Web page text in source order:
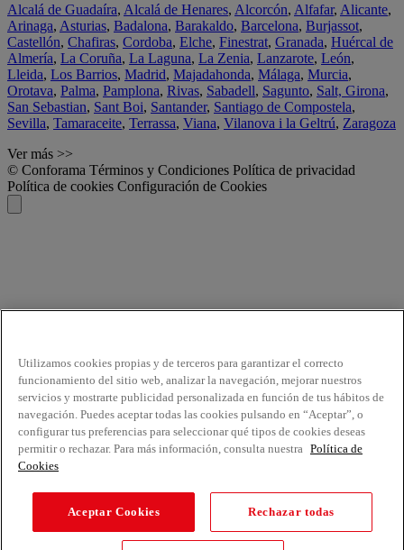
Alcalá de Guadaíra, Alcalá de Henares, Alcorcón, Alfafar, Alicante,
Arinaga, Asturias, Badalona, Barakaldo, Barcelona, Burjassot,
Castellón, Chafiras, Cordoba, Elche, Finestrat, Granada, Huércal de
Almería, La Coruña, La Laguna, La Zenia, Lanzarote, León,
Lleida, Los Barrios, Madrid, Majadahonda, Málaga, Murcia,
Orotava, Palma, Pamplona, Rivas, Sabadell, Sagunto, Salt, Girona,
San Sebastian, Sant Boi, Santander, Santiago de Compostela,
Sevilla, Tamaraceite, Terrassa, Viana, Vilanova i la Geltrú, Zaragoza
Ver más >>
© Conforama Términos y Condiciones Política de privacidad
Política de cookies Configuración de Cookies
Utilizamos cookies propias y de terceros para garantizar el correcto
funcionamiento del sitio web, analizar la navegación, mejorar nuestros
servicios y mostrarte publicidad personalizada en función de tus hábitos de
navegación. Puedes aceptar todas las cookies pulsando en “Aceptar”, o
configurar tus preferencias para seleccionar qué tipos de cookies deseas
permitir o rechazar. Para más información, consulta nuestra Política de
Cookies
Aceptar Cookies Rechazar todas